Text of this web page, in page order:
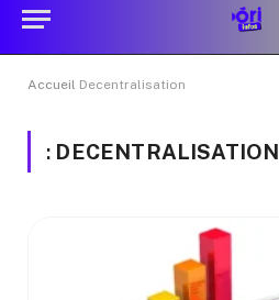
Accueil Decentralisation
: DECENTRALISATION